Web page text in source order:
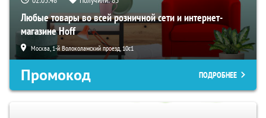
Любые товары во всей розничной сети и интернет-
магазине Hoff
Москва, 1-й Волоколамский проезд, 10с1
Промокод ПОДРОБНЕЕ